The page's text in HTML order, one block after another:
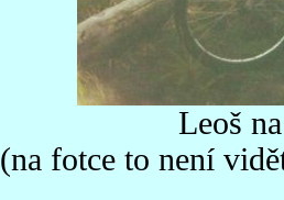
Leoš
(na fotce to není